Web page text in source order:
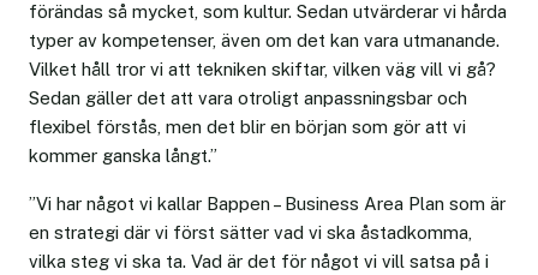
förändas så mycket, som kultur. Sedan utvärderar vi hårda
typer av kompetenser, även om det kan vara utmanande.
Vilket håll tror vi att tekniken skiftar, vilken väg vill vi gå?
Sedan gäller det att vara otroligt anpassningsbar och
flexibel förstås, men det blir en början som gör att vi
kommer ganska långt.”
”Vi har något vi kallar Bappen – Business Area Plan som är
en strategi där vi först sätter vad vi ska åstadkomma,
vilka steg vi ska ta. Vad är det för något vi vill satsa på i